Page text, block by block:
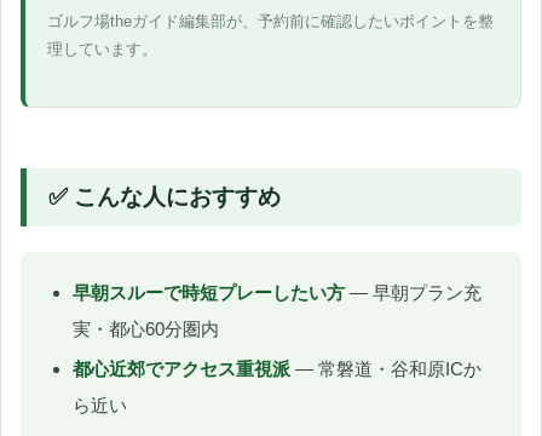
ゴルフ場theガイド編集部が、予約前に確認したいポイントを整
理しています。
✅ こんな人におすすめ
早朝スルーで時短プレーしたい方 — 早朝プラン充
実・都心60分圏内
都心近郊でアクセス重視派 — 常磐道・谷和原ICか
ら近い